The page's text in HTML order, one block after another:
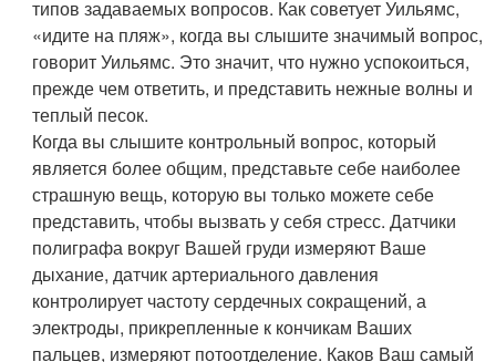
типов задаваемых вопросов. Как советует Уильямс,
«идите на пляж», когда вы слышите значимый вопрос,
говорит Уильямс. Это значит, что нужно успокоиться,
прежде чем ответить, и представить нежные волны и
теплый песок.
Когда вы слышите контрольный вопрос, который
является более общим, представьте себе наиболее
страшную вещь, которую вы только можете себе
представить, чтобы вызвать у себя стресс. Датчики
полиграфа вокруг Вашей груди измеряют Ваше
дыхание, датчик артериального давления
контролирует частоту сердечных сокращений, а
электроды, прикрепленные к кончикам Ваших
пальцев, измеряют потоотделение. Каков Ваш самый